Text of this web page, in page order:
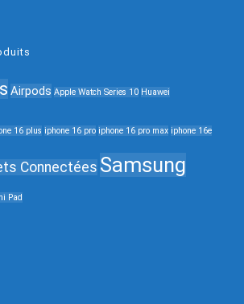
Airpods Apple Watch Series 10 Huawei
16 plus iphone 16 pro iphone 16 pro max iphone 16e
Connectées Samsung
Pad